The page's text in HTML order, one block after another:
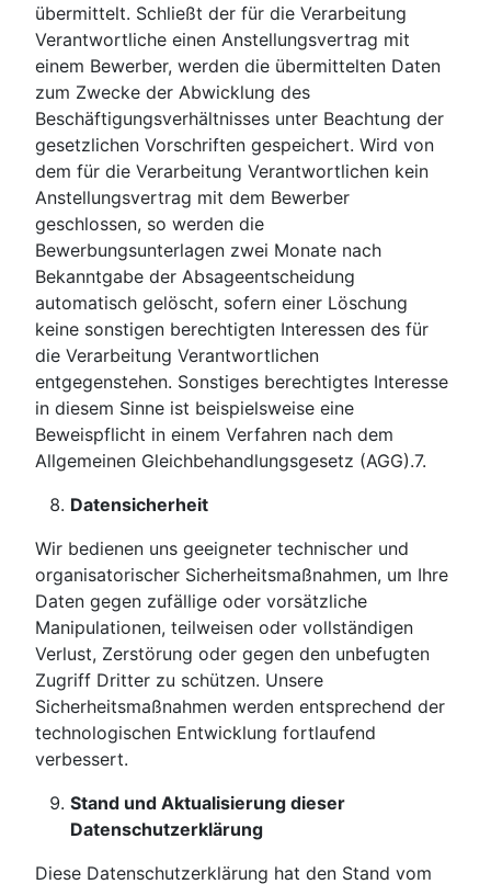
übermittelt. Schließt der für die Verarbeitung
Verantwortliche einen Anstellungsvertrag mit
einem Bewerber, werden die übermittelten Daten
zum Zwecke der Abwicklung des
Beschäftigungsverhältnisses unter Beachtung der
gesetzlichen Vorschriften gespeichert. Wird von
dem für die Verarbeitung Verantwortlichen kein
Anstellungsvertrag mit dem Bewerber
geschlossen, so werden die
Bewerbungsunterlagen zwei Monate nach
Bekanntgabe der Absageentscheidung
automatisch gelöscht, sofern einer Löschung
keine sonstigen berechtigten Interessen des für
die Verarbeitung Verantwortlichen
entgegenstehen. Sonstiges berechtigtes Interesse
in diesem Sinne ist beispielsweise eine
Beweispflicht in einem Verfahren nach dem
Allgemeinen Gleichbehandlungsgesetz (AGG).7.
Datensicherheit
Wir bedienen uns geeigneter technischer und
organisatorischer Sicherheitsmaßnahmen, um Ihre
Daten gegen zufällige oder vorsätzliche
Manipulationen, teilweisen oder vollständigen
Verlust, Zerstörung oder gegen den unbefugten
Zugriff Dritter zu schützen. Unsere
Sicherheitsmaßnahmen werden entsprechend der
technologischen Entwicklung fortlaufend
verbessert.
Stand und Aktualisierung dieser
Datenschutzerklärung
Diese Datenschutzerklärung hat den Stand vom